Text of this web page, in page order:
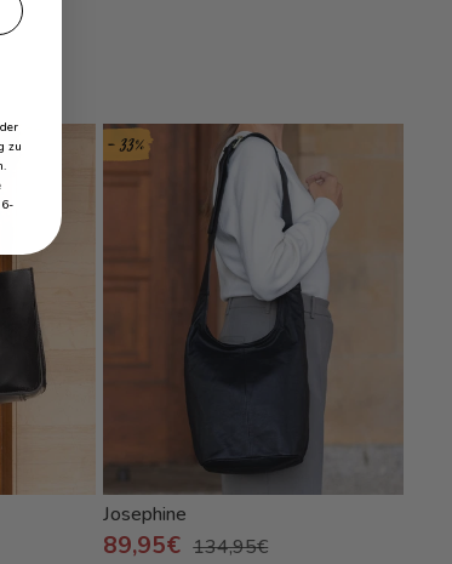
- 33%
Josephine
89,95€ 134,95€
zu